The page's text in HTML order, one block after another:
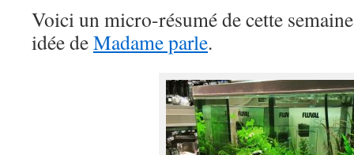
Voici un micro-résumé de cette
idée deMadame parle.